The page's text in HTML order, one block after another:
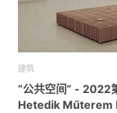
建筑
“公共空间” - 2022
Hetedik Műterem